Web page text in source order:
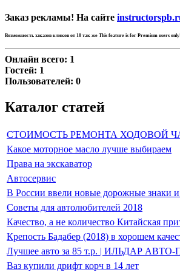
Заказ рекламы! На сайте
Возможность заказов кликов от 10 так же This feature is for Premium users only!
Онлайн всего: 1
Гостей: 1
Пользователей: 0
Каталог статей
СТОИМОСТЬ РЕМОНТА ХОДОВОЙ
Какое моторное масло лучше выбираем
Права на экскаватор
Автосервис
В России ввели новые дорожные знаки и
Советы для автолюбителей 2018
Качество, а не количество Китайская
Крепость Бадабер (2018) в хорошем
Лучшее авто за 85 т.р. | ИЛЬДАР
Ваз купили дрифт корч в 14 лет